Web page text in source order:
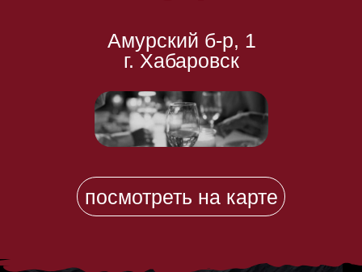
Амурский б-р, 1
г. Хабаровск
посмотреть на карте